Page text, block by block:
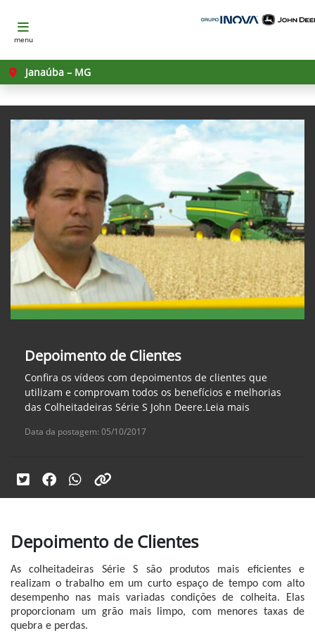
menu
Janaúba – MG
Depoimento de Clientes
Confira os vídeos com depoimentos de clientes que
utilizam e comprovam todos os benefícios e melhorias
das Colheitadeiras Série S John Deere.Leia mais
Data da postagem: 05/10/2017
Depoimento de Clientes
As colheitadeiras Série S são produtos mais eficientes e
realizam o trabalho em um curto espaço de tempo com alto
desempenho nas mais variadas condições de colheita. Elas
proporcionam um grão mais limpo, com menores taxas de
quebra e perdas.